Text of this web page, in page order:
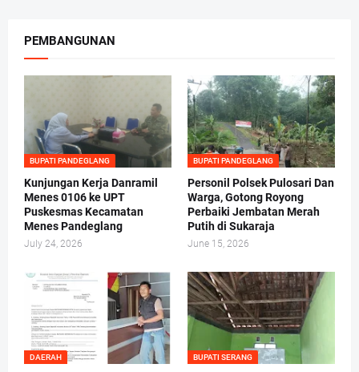
PEMBANGUNAN
BUPATI PANDEGLANG
Kunjungan Kerja Danramil
Menes 0106 ke UPT
Puskesmas Kecamatan
Menes Pandeglang
July 24, 2026
BUPATI PANDEGLANG
Personil Polsek Pulosari Dan
Warga, Gotong Royong
Perbaiki Jembatan Merah
Putih di Sukaraja
June 15, 2026
DAERAH BUPATI SERANG